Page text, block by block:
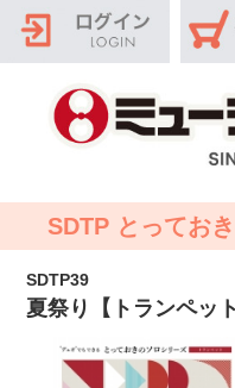
SDTP とってお
SDTP39
夏祭り【トランペッ